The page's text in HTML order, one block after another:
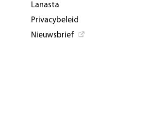
Lanasta
Privacybeleid
Nieuwsbrief